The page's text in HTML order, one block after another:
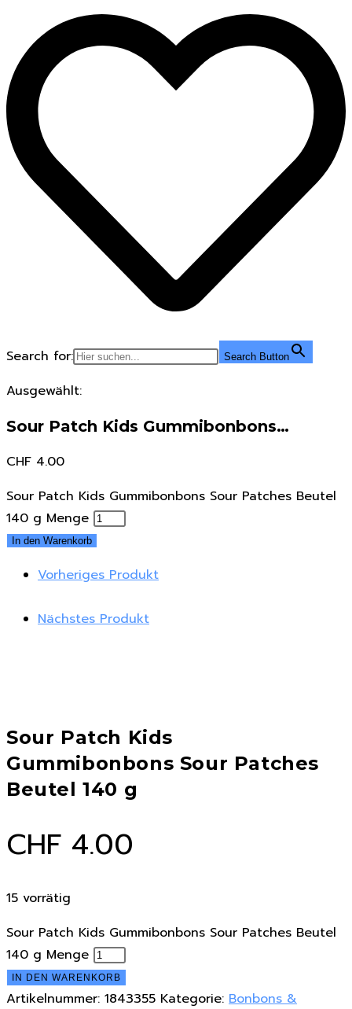
Search for: Search Button
Ausgewählt:
Sour Patch Kids Gummibonbons…
CHF 4.00
Sour Patch Kids Gummibonbons Sour Patches Beutel
140 g Menge
In den Warenkorb
Vorheriges Produkt
Nächstes Produkt
Sour Patch Kids
Gummibonbons Sour Patches
Beutel 140 g
CHF 4.00
15 vorrätig
Sour Patch Kids Gummibonbons Sour Patches Beutel
140 g Menge
IN DEN WARENKORB
Artikelnummer: 1843355 Kategorie: Bonbons &